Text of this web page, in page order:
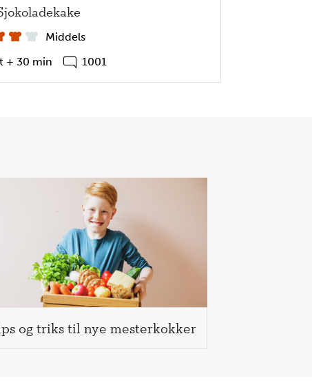
og godt!
ispinner!Middels
+ 30 min
1001
og triks til nye mesterkokker